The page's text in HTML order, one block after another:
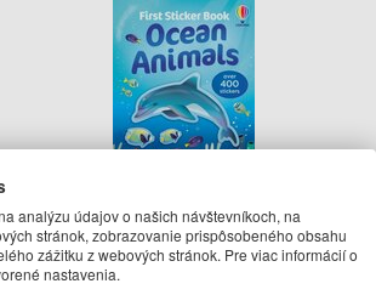
Spelling
Animals
Jane Bingham, Kristie Pickersgill,
analýzu údajov o našich návštevníkoch, na
stránok, zobrazovanie prispôsobeného obsahu
zážitku z webových stránok. Pre viac informácií o
nastavenia.